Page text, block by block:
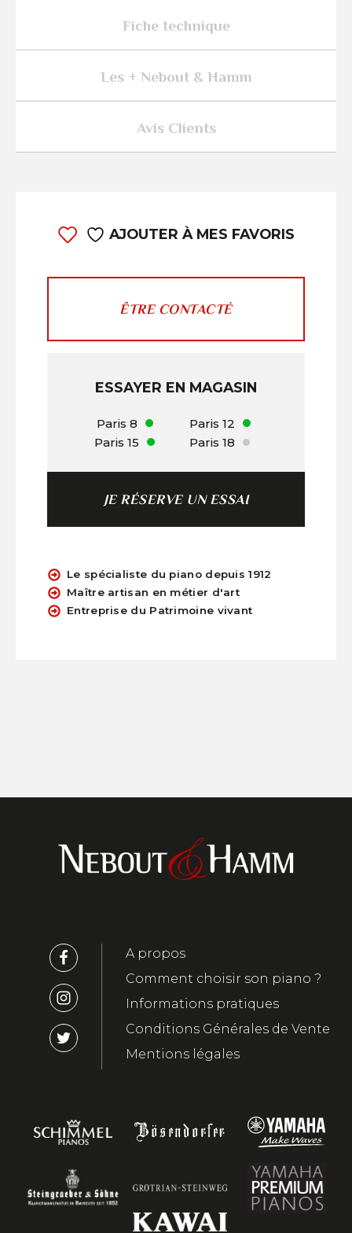
Fiche technique
Les + Nebout & Hamm
Avis Clients
AJOUTER À MES FAVORIS
ÊTRE CONTACTÉ
ESSAYER EN MAGASIN
Paris 8
Paris 12
Paris 15
Paris 18
JE RÉSERVE UN ESSAI
Le spécialiste du piano depuis 1912
Maître artisan en métier d'art
Entreprise du Patrimoine vivant
A propos
Comment choisir son piano ?
Informations pratiques
Conditions Générales de Vente
Mentions légales